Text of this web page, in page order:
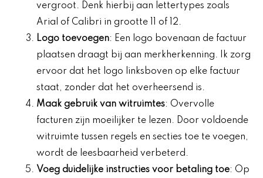
vergroot. Denk hierbij aan lettertypes zoals
Arial of Calibri in grootte 11 of 12.
Logo toevoegen: Een logo bovenaan de factuur
plaatsen draagt bij aan merkherkenning. Ik zorg
ervoor dat het logo linksboven op elke factuur
staat, zonder dat het overheersend is.
Maak gebruik van witruimtes: Overvolle
facturen zijn moeilijker te lezen. Door voldoende
witruimte tussen regels en secties toe te voegen,
wordt de leesbaarheid verbeterd.
Voeg duidelijke instructies voor betaling toe: Op